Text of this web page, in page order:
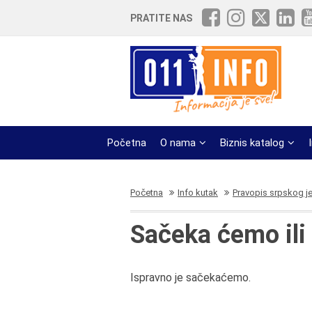
PRATITE NAS
Početna O nama Biznis katalog
Početna Info kutak Pravopis srpskog
Sačeka ćemo
Ispravno je sačekaćemo.